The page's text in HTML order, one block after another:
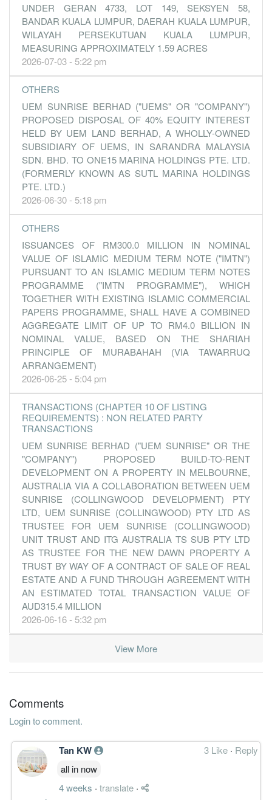
1.7900 4.000 1.3300 573.1m 78.0m 4
2013-12-
4.2000 0.000 1.3200 694.2m 182.8m
2013-09-
2.4200 0.000 1.2800 488.9m 107.3m 2
4.8800
0.000 1.2800
31 Dec, 2012
4.6500 3.000 1.2300 691.7m 201.3m 4
2012-12-
1.9700 0.000 1.1800 433.4m 85.3m 3
2012-09-
2.4900 0.000 1.1600 510.8m 107.6m 2
2012-06-
1.2500 0.000 1.1300 303.7m 54.2m 1 2012-03-
31 Dec, 2011
3.2500 0.000 1.1200
0.4400
0.000 0.9600 187.7m 17.6m 1 2011-03-
31 Dec, 2010
3.7200 0.000 0.7400 276.3m 135.4m 4
2010-12-
0.4300 0.000 0.7000 65.7m 15.7m 3
2010-09-
1.2300 0.000 0.7000 88.0m 40.3m 2
2010-06-
0.1300 0.000 0.6300 39.7m 3.1m 1 2010-03-
31 Dec, 2009
0.3100 0.000 0.5900 72.8m 7.5m 3
0.2000 0.000 0.5800
0.1000 0.000 0.5800 56.5m 2.6m 1 2009-03-
31 Dec, 2008
0.4000 0.000 0.5200 182.0m 8.6m 4
2008-12-
0.0500 0.000 0.5200 78.4m 1.1m 3 2008-09-
UNDER GERAN 4733, LOT 149, SEKSYEN 58,
BANDAR KUALA LUMPUR, DAERAH KUALA LUMPUR,
WILAYAH PERSEKUTUAN KUALA LUMPUR,
MEASURING APPROXIMATELY 1.59 ACRES
2026-07-03 - 5:22 pm
OTHERS
UEM SUNRISE BERHAD ("UEMS" OR "COMPANY")
PROPOSED DISPOSAL OF 40% EQUITY INTEREST
HELD BY UEM LAND BERHAD, A WHOLLY-OWNED
SUBSIDIARY OF UEMS, IN SARANDRA MALAYSIA
SDN. BHD. TO ONE15 MARINA HOLDINGS PTE. LTD.
(FORMERLY KNOWN AS SUTL MARINA HOLDINGS
PTE. LTD.)
2026-06-30 - 5:18 pm
OTHERS
ISSUANCES OF RM300.0 MILLION IN NOMINAL
VALUE OF ISLAMIC MEDIUM TERM NOTE ("IMTN")
PURSUANT TO AN ISLAMIC MEDIUM TERM NOTES
PROGRAMME ("IMTN PROGRAMME"), WHICH
TOGETHER WITH EXISTING ISLAMIC COMMERCIAL
PAPERS PROGRAMME, SHALL HAVE A COMBINED
AGGREGATE LIMIT OF UP TO RM4.0 BILLION IN
NOMINAL VALUE, BASED ON THE SHARIAH
PRINCIPLE OF MURABAHAH (VIA TAWARRUQ
ARRANGEMENT)
2026-06-25 - 5:04 pm
TRANSACTIONS (CHAPTER 10 OF LISTING
REQUIREMENTS) : NON RELATED PARTY
TRANSACTIONS
UEM SUNRISE BERHAD ("UEM SUNRISE" OR THE
"COMPANY") PROPOSED BUILD-TO-RENT
DEVELOPMENT ON A PROPERTY IN MELBOURNE,
AUSTRALIA VIA A COLLABORATION BETWEEN UEM
SUNRISE (COLLINGWOOD DEVELOPMENT) PTY
LTD, UEM SUNRISE (COLLINGWOOD) PTY LTD AS
TRUSTEE FOR UEM SUNRISE (COLLINGWOOD)
UNIT TRUST AND ITG AUSTRALIA TS SUB PTY LTD
AS TRUSTEE FOR THE NEW DAWN PROPERTY A
TRUST BY WAY OF A CONTRACT OF SALE OF REAL
ESTATE AND A FUND THROUGH AGREEMENT WITH
AN ESTIMATED TOTAL TRANSACTION VALUE OF
AUD315.4 MILLION
2026-06-16 - 5:32 pm
View More
Comments
Login to comment.
Tan KW 3 Like · Reply
all in now
4 weeks · translate ·